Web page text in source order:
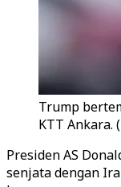
Trump
KTT Ankara.
Presiden AS
senjata dengan